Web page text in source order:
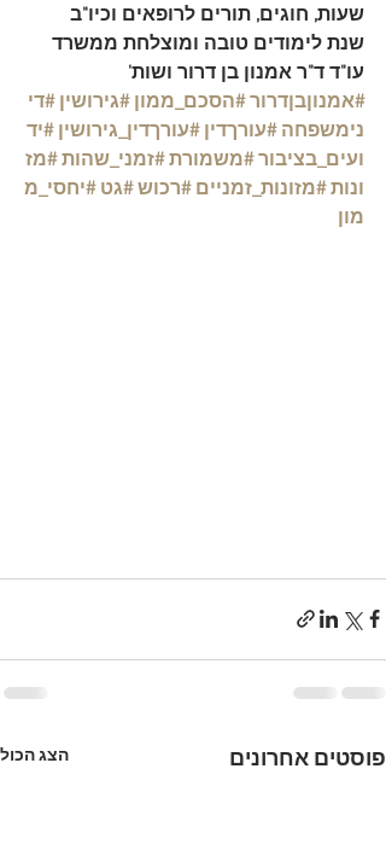
שעות, חוגים, תורים לרופאים וכיו"ב
שנת לימודים טובה ומוצלחת ממשרד
עו"ד ד"ר אמנון בן דרור ושות'
#אמנוןבןדרור #הסכם_ממון #גירושין #די
נימשפחה #עורךדין #עורךדין_גירושין #יד
ועים_בציבור #משמורת #זמני_שהות #מז
ונות #מזונות_זמניים #רכוש #גט #יחסי_מ
מון
פוסטים אחרונים הצג הכול